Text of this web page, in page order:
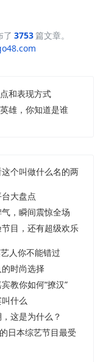
了 3753篇文章。
和表现方式
雄，你知道是谁
个叫做什么名的两
大盘点
，瞬间震惊全场
目，还有超级欢乐
人你不能错过
时尚选择
教你如何“撩汉”
什么
这是为什么？
日本综艺节目最受